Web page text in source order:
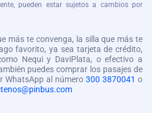
pueden estar sujetos a cambios por
más te convenga, la silla que más te
favorito, ya sea tarjeta de crédito,
Nequi y DaviPlata, o efectivo a
puedes comprar los pasajes de
WhatsApp al número 300 3870041 o